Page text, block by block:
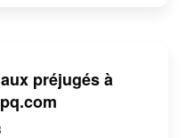
préjugés à